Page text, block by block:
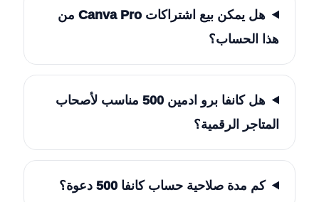
هل يمكن بيع اشتراكات Canva Pro من
هذا الحساب؟
هل كانفا برو ادمين 500 مناسب لأصحاب
المتاجر الرقمية؟
كم مدة صلاحية حساب كانفا 500 دعوة؟